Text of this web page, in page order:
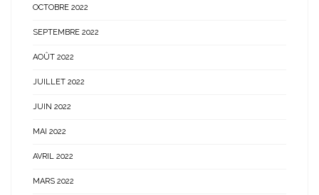
OCTOBRE 2022
SEPTEMBRE 2022
AOÛT 2022
JUILLET 2022
JUIN 2022
MAI 2022
AVRIL 2022
MARS 2022